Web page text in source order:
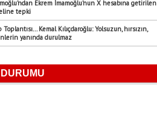
Emre Türk
11.07.2026
Mersin’in Sessiz Felaketi
Fatma Lalecan
11.09.2025
Ekrem İmamoğlu’nun X hesabına getirilen
tepki
Kemal Kılıçdaroğlu: Yolsuzun, hırsızın,
yanında durulmaz